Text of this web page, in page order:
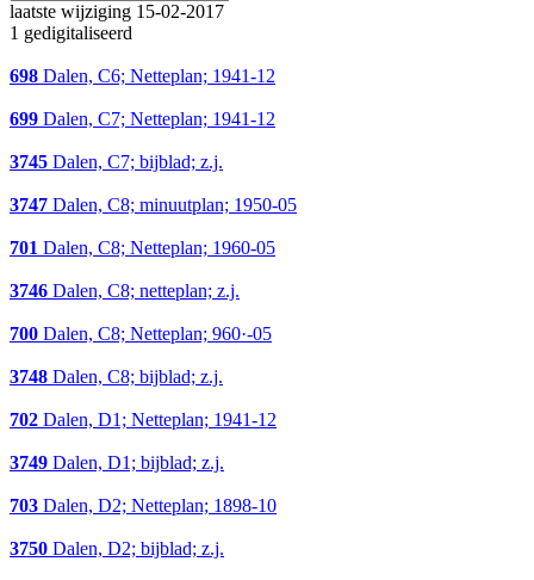
laatste wijziging 15-02-2017
1 gedigitaliseerd
698 Dalen, C6; Netteplan; 1941-12
699 Dalen, C7; Netteplan; 1941-12
3745 Dalen, C7; bijblad; z.j.
3747 Dalen, C8; minuutplan; 1950-05
701 Dalen, C8; Netteplan; 1960-05
3746 Dalen, C8; netteplan; z.j.
700 Dalen, C8; Netteplan; 960·-05
3748 Dalen, C8; bijblad; z.j.
702 Dalen, D1; Netteplan; 1941-12
3749 Dalen, D1; bijblad; z.j.
703 Dalen, D2; Netteplan; 1898-10
3750 Dalen, D2; bijblad; z.j.